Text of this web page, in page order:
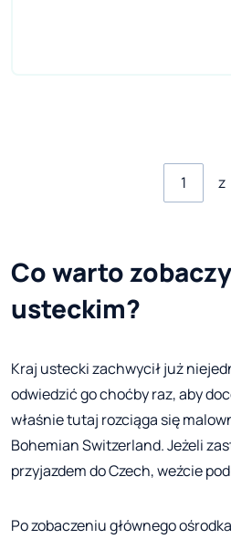
z
Co warto
usteckim?
Kraj ustecki zachwycił już
odwiedzić go choćby raz, aby
właśnie tutaj rozciąga się
Bohemian Switzerland. Jeżeli
przyjazdem do Czech, weźcie
Po zobaczeniu głównego